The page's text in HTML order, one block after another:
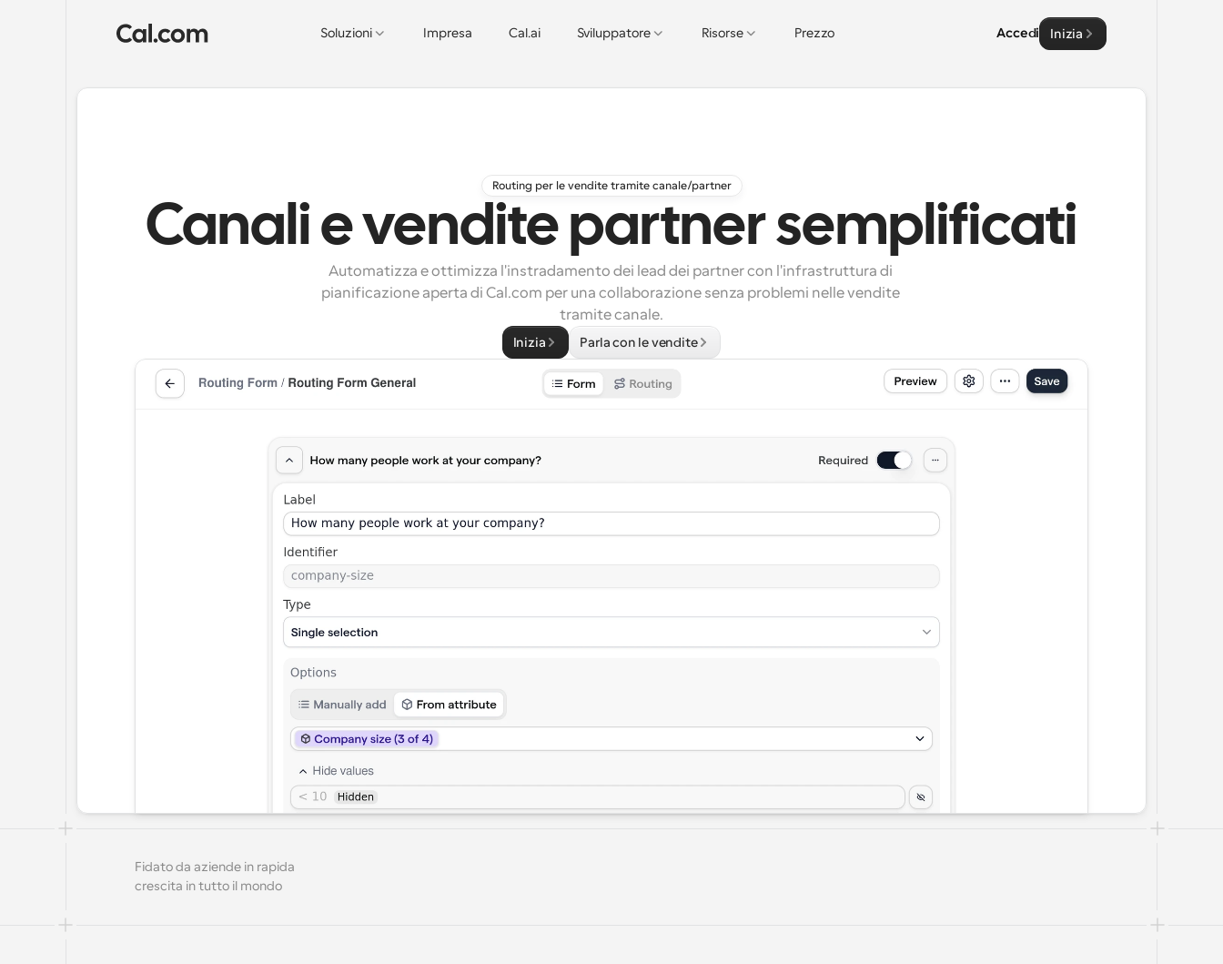
Soluzioni Impresa Cal.ai Sviluppatore Risorse Prezzo Accedi Inizia
Routing per le vendite tramite canale/partner
Canali e vendite partner semplificati
Automatizza e ottimizza l'instradamento dei lead dei partner con l'infrastruttura di
pianificazione aperta di Cal.com per una collaborazione senza problemi nelle vendite
tramite canale.
Inizia Parla con le vendite
Fidato da aziende in rapida
crescita in tutto il mondo